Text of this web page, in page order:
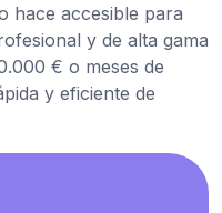
hace accesible para
y de alta gama
€ o meses de
y eficiente de